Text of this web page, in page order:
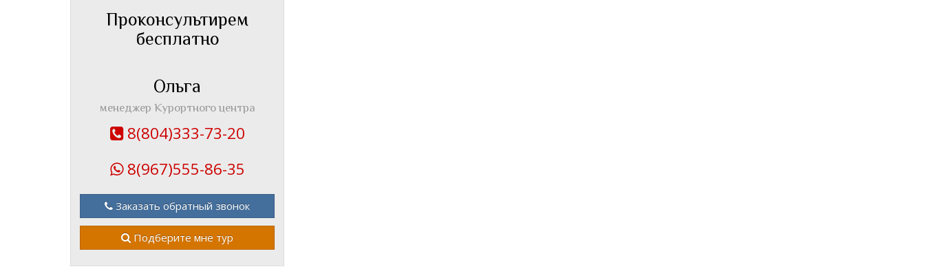
Проконсультирем
бесплатно
Ольга
менеджер Курортного центра
8(804)333-73-20
8(967)555-86-35
Заказать обратный звонок
Подберите мне тур